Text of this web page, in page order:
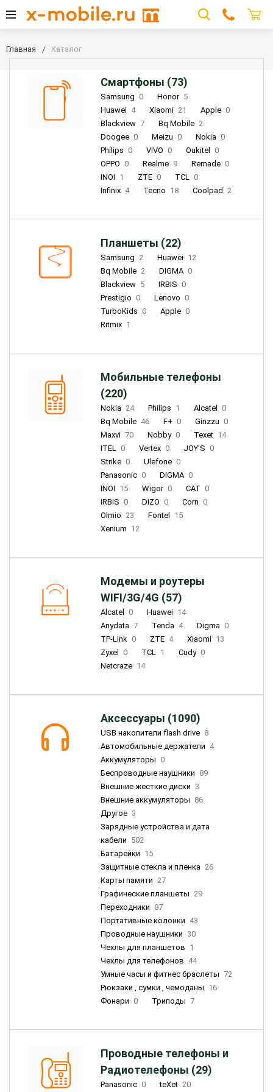
Главная Каталог
Смартфоны (73)
Samsung 0 Honor 5
Huawei 4 Xiaomi 21 Apple 0
Blackview 7 Bq Mobile 2
Doogee 0 Meizu 0 Nokia 0
Philips 0 VIVO 0 Oukitel
0
OPPO 0 Realme 9 Remade 0
INOI 1 ZTE 0 TCL 0
Infinix 4 Tecno 18 Coolpad 2
Планшеты (22)
Samsung 2 Huawei 12
Bq Mobile 2 DIGMA 0
Blackview 5 IRBIS 0
Prestigio 0 Lenovo 0
TurboKids 0 Apple 0
Ritmix 1
Мобильные телефоны
(220)
Nokia 24 Philips 1 Alcatel
0
Bq Mobile 46 F+ 0 Ginzzu 0
Maxvi 70 Nobby 0 Texet 14
ITEL 0 Vertex 0 JOY'S 0
Strike 0 Ulefone 0
Panasonic 0 DIGMA 0
INOI 15 Wigor 0 CAT 0
IRBIS 0 DIZO 0 Corn 0
Olmio 23 Fontel
15
Xenium 12
Модемы и роутеры
WIFI/3G/4G (57)
Alcatel 0 Huawei 14
Anydata 7 Tenda 4 Digma 0
TP-Link 0 ZTE 4 Xiaomi 13
Zyxel
0 TCL 1 Cudy 0
Netcraze 14
Аксессуары (1090)
USB накопители flash drive 8
Автомобильные держатели 4
Аккумуляторы 0
Беспроводные наушники 89
Внешние жесткие диски 3
Внешние аккумуляторы 86
Другое 3
Зарядные устройства и дата
кабели 502
Батарейки 15
Защитные стекла и пленка 26
Карты памяти 27
Графические планшеты 29
Переходники 87
Портативные колонки 43
Проводные наушники 30
Чехлы для планшетов 1
Чехлы для телефонов 44
Умные часы и фитнес браслеты 72
Рюкзаки , сумки , чемоданы 16
Фонари 0 Триподы 7
Проводные телефоны и
Радиотелефоны (29)
Panasonic 0 teXet 20